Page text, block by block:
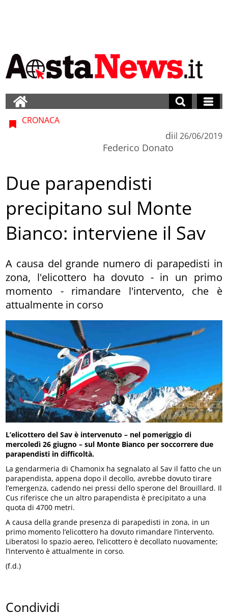
CRONACA
di
Federico Donato
il 26/06/2019
Due parapendisti
precipitano sul Monte
Bianco: interviene il Sav
A causa del grande numero di parapedisti in
zona, l'elicottero ha dovuto - in un primo
momento - rimandare l'intervento, che è
attualmente in corso
L’elicottero del Sav è intervenuto – nel pomeriggio di
mercoledì 26 giugno – sul Monte Bianco per soccorrere due
parapendisti in difficoltà.
La gendarmeria di Chamonix ha segnalato al Sav il fatto che un
parapendista, appena dopo il decollo, avrebbe dovuto tirare
l’emergenza, cadendo nei pressi dello sperone del Brouillard. Il
Cus riferisce che un altro parapendista è precipitato a una
quota di 4700 metri.
A causa della grande presenza di parapedisti in zona, in un
primo momento l’elicottero ha dovuto rimandare l’intervento.
Liberatosi lo spazio aereo, l’elicottero è decollato nuovamente;
l’intervento è attualmente in corso.
(f.d.)
Condividi